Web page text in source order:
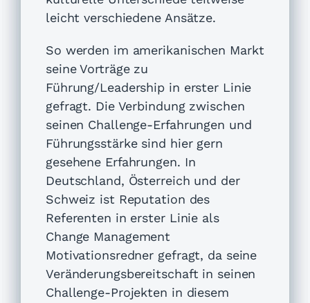
leicht verschiedene Ansätze.
So werden im amerikanischen Markt
seine Vorträge zu
Führung/Leadership in erster Linie
gefragt. Die Verbindung zwischen
seinen Challenge-Erfahrungen und
Führungsstärke sind hier gern
gesehene Erfahrungen. In
Deutschland, Österreich und der
Schweiz ist Reputation des
Referenten in erster Linie als
Change Management
Motivationsredner gefragt, da seine
Veränderungsbereitschaft in seinen
Challenge-Projekten in diesem